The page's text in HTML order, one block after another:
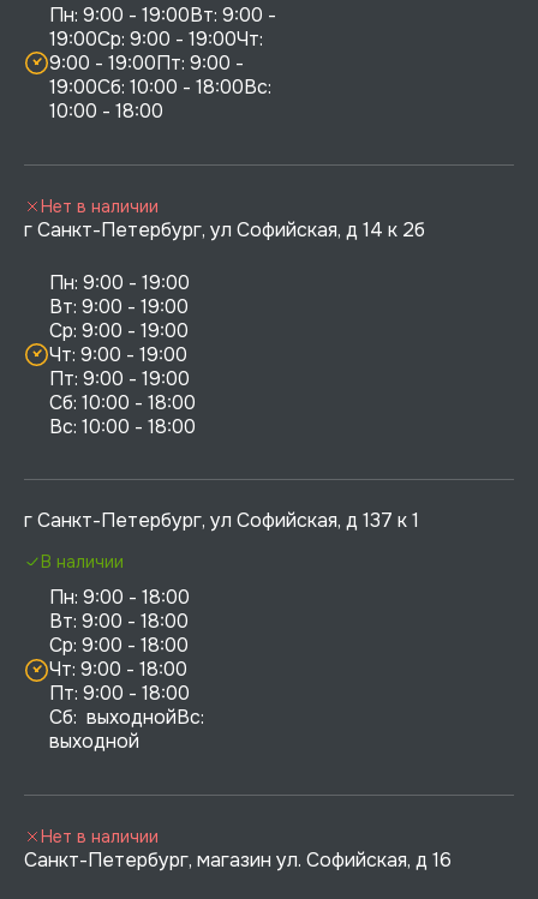
Пн: 9:00 - 19:00Вт: 9:00 -
19:00Ср: 9:00 - 19:00Чт:
9:00 - 19:00Пт: 9:00 -
19:00Сб: 10:00 - 18:00Вс:
10:00 - 18:00
г Санкт-Петербург, ул Софийская, д 14 к 2б
Пн: 9:00 - 19:00
Вт: 9:00 - 19:00
Ср: 9:00 - 19:00
Чт: 9:00 - 19:00
Пт: 9:00 - 19:00
Сб: 10:00 - 18:00
Нет в наличии
г Санкт-Петербург, ул Софийская, д 137 к 1
Пн: 9:00 - 18:00
Вт: 9:00 - 18:00
Ср: 9:00 - 18:00
Чт: 9:00 - 18:00
Пт: 9:00 - 18:00
Сб:  выходнойВс:
выходной
В наличии
Санкт-Петербург, магазин ул. Софийская, д 16
Нет в наличии